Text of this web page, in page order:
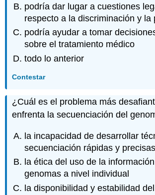
podría dar lugar a cuestiones
respecto a la discriminación y la
podría ayudar a tomar
sobre el tratamiento médico
todo lo anterior
Contestar
¿Cuál es el problema más
enfrenta la secuenciación del
la incapacidad de desarrollar
secuenciación rápidas y precisas
la ética del uso de la
genomas a nivel individual
la disponibilidad y estabilidad